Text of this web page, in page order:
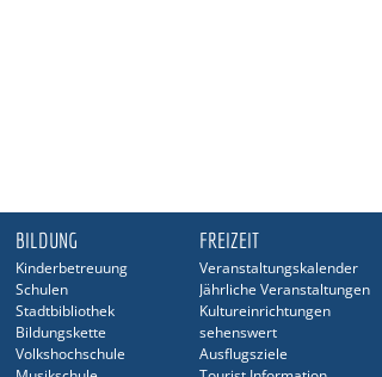
BILDUNG
Kinderbetreuung
Schulen
Stadtbibliothek
Bildungskette
Volkshochschule
FREIZEIT
Veranstaltungskalender
Jährliche Veranstaltungen
Kultureinrichtungen
sehenswert
Ausflugsziele